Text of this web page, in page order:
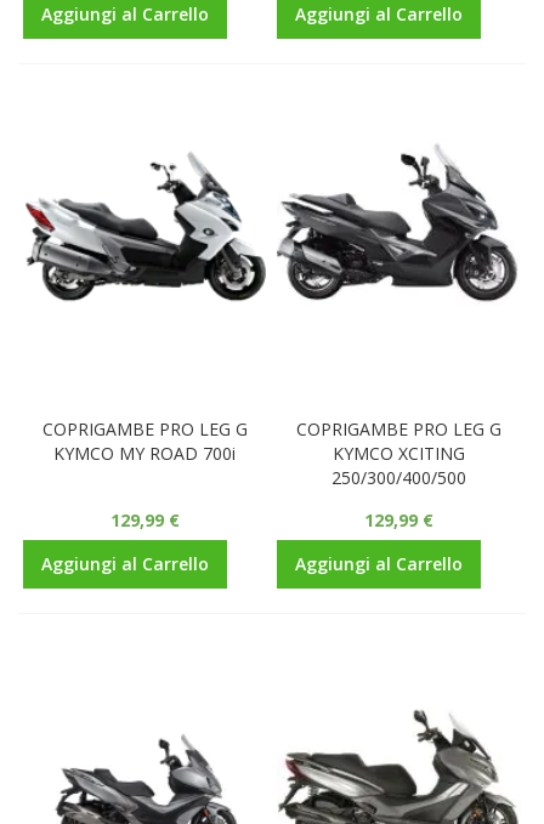
Aggiungi al Carrello
Aggiungi al Carrello
COPRIGAMBE PRO LEG G
KYMCO MY ROAD 700i
129,99 €
Aggiungi al Carrello
COPRIGAMBE PRO LEG G
KYMCO XCITING
250/300/400/500
129,99 €
Aggiungi al Carrello